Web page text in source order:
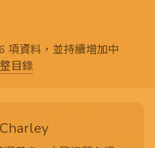
項資料，並持續增加中
目錄